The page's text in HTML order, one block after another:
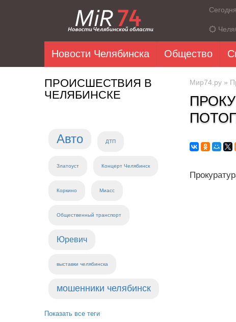
Новости Челябинска Общество
ПРОИСШЕСТВИЯ В
ЧЕЛЯБИНСКЕ
Авто ДТП
Златоуст Концерт Челябинск
Коркино Миасс
Общественный транспорт
Юревич
выставки челябинска
мошенники челябинск
Показать все теги
Мир74.ру »